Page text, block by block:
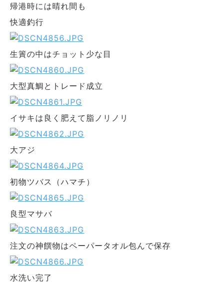
帰港時には晴れ間も
快適釣行
生簀の中はチョット少な目
大型真鯛とトレード成立
イサキは良く肥えて脂ノリノリ
大アジ
初物ツバス（ハマチ）
良型マサバ
注文の神饌物はペーパータオル包んで保存
水洗い完了